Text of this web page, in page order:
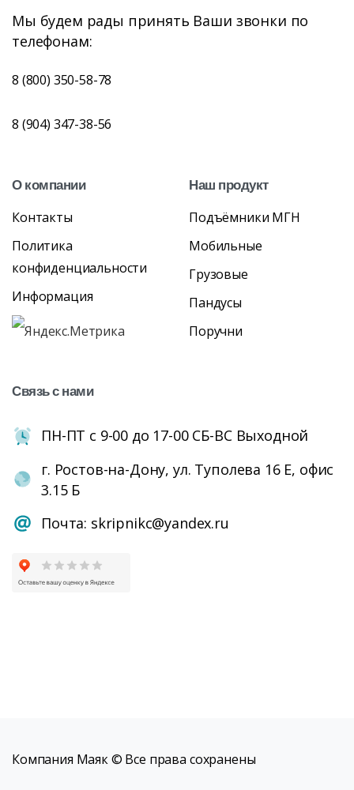
Мы будем рады принять Ваши звонки по
телефонам:
8 (800) 350-58-78
8 (904) 347-38-56
Окомпании
Контакты
Политика
конфиденциальности
Информация
Наш продукт
Подъёмники МГН
Мобильные
Грузовые
Пандусы
Поручни
Связьснами
ПН-ПТ с 9-00 до 17-00 СБ-ВС Выходной
г. Ростов-на-Дону, ул. Туполева 16 Е, офис
3.15 Б
Почта: skripnikc@yandex.ru
Компания Маяк © Все права сохранены